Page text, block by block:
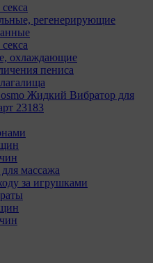
регенерирующие
охлаждающие
пениса
Жидкий Вибратор для
23183
массажа
за игрушками
контекстной рекламы.
AG, Werftestrasse 4, CH-
контекстной
компанией Google
Barrow Street Dublin 4,